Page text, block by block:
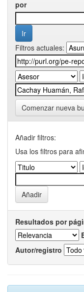
por
Filtros actuales:
Comenzar nueva
Añadir filtros:
Usa los filtros para
Resultados por
Autor/registro